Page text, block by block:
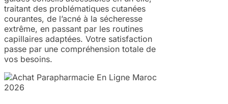
traitant des problématiques cutanées
courantes, de l’acné à la sécheresse
extrême, en passant par les routines
capillaires adaptées. Votre satisfaction
passe par une compréhension totale de
vos besoins.